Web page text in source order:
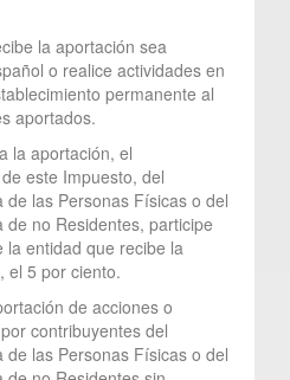
la aportación sea
o realice actividades en
permanente al
aportados.
la aportación, el
este Impuesto, del
las Personas Físicas o del
no Residentes, participe
entidad que recibe la
el 5 por ciento.
de acciones o
contribuyentes del
las Personas Físicas o del